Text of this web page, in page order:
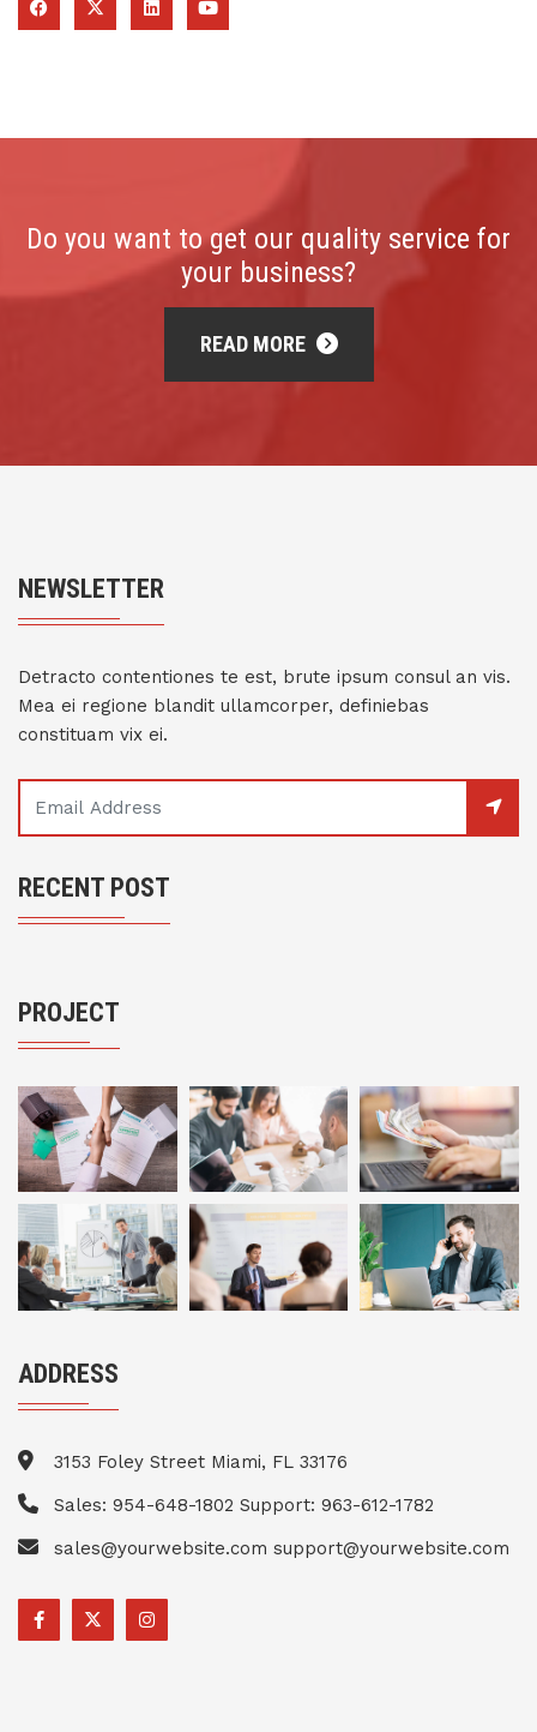
Do you want to get our quality service for
your business?
READ MORE
NEWSLETTER
Detracto contentiones te est, brute ipsum consul an vis.
Mea ei regione blandit ullamcorper, definiebas
constituam vix ei.
RECENT POST
PROJECT
ADDRESS
3153 Foley Street Miami, FL 33176
Sales: 954-648-1802 Support: 963-612-1782
sales@yourwebsite.com support@yourwebsite.com